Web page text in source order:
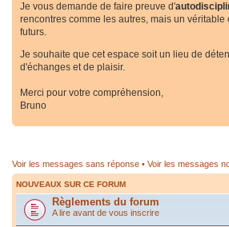
Je vous demande de faire preuve d'
rencontres comme les autres, mais un
futurs.
Je souhaite que cet espace soit un lieu de
d'échanges et de plaisir.
Merci pour votre compréhension,
Bruno
Voir les messages sans réponse • Voir les messages
NOUVEAUX SUR CE FORUM
Règlements du forum
A lire avant de vous inscrire